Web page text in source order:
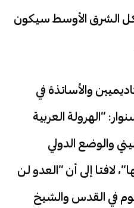
الشرق الأوسط سيكون
والأساتذة في
“الهرولة العربية
والوضع الدولي
لافتا إلى أن “العدو لن
في القدس والشيخ